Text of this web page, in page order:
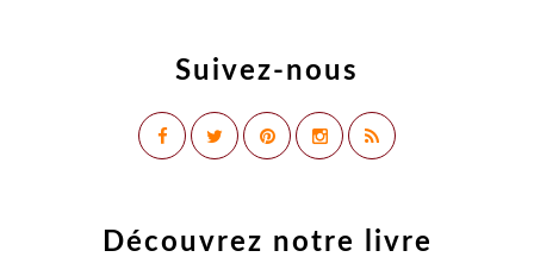
Suivez-nous
Découvrez notre livre